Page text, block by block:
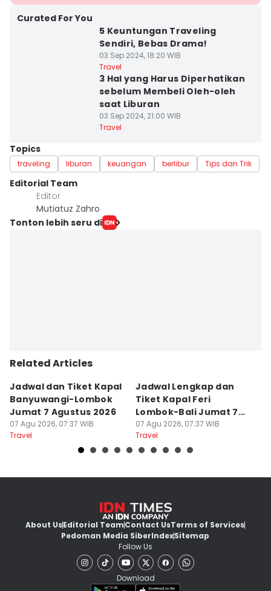
Curated For You
5 Keuntungan Traveling
Sendiri, Bebas Drama!
03 Sep 2024, 18:20 WIB
Travel
3 Hal yang Harus Diperhatikan
sebelum Membeli Oleh-oleh
saat Liburan
03 Sep 2024, 21:00 WIB
Travel
Topics
traveling liburan keuangan berlibur Tips dan Trik
Editorial Team
Editor
Mutiatuz Zahro
Tonton lebih seru di
Related Articles
Jadwal dan Tiket Kapal
Banyuwangi-Lombok
Jumat 7 Agustus 2026
07 Agu 2026, 07:37 WIB
Travel
Jadwal Lengkap dan
Tiket Kapal Feri
Lombok-Bali Jumat 7
Agustus 2026
07 Agu 2026, 07:37 WIB
Travel
About UsEditorial TeamContact UsTerms of Services
Pedoman Media SiberIndexSitemap
Follow Us
Download